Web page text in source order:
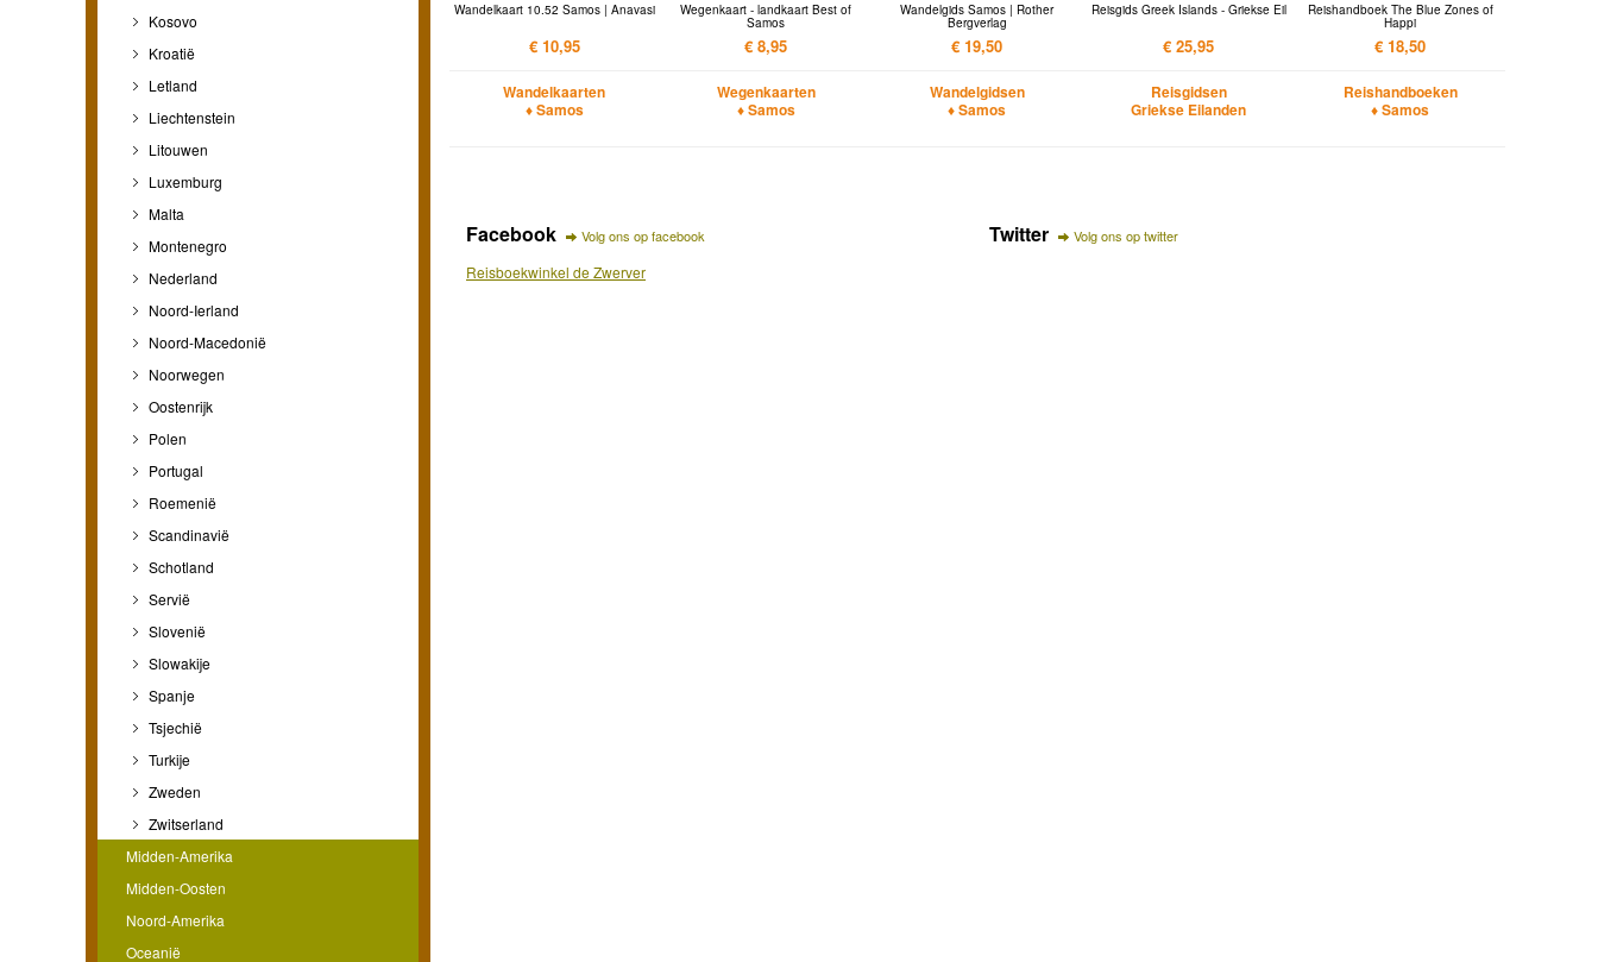
Kosovo
Kroatië
Letland
Liechtenstein
Litouwen
Luxemburg
Malta
Montenegro
Nederland
Noord-Ierland
Noord-Macedonië
Noorwegen
Oostenrijk
Polen
Portugal
Roemenië
Scandinavië
Schotland
Servië
Slovenië
Slowakije
Spanje
Tsjechië
Turkije
Zweden
Zwitserland
Midden-Amerika
Midden-Oosten
Noord-Amerika
Oceanië
Wandelkaart 10.52 Samos | Anavasi
€ 10,95
Wandelkaarten
♦ Samos
Wegenkaart - landkaart Best of
Samos
€ 8,95
Wegenkaarten
♦ Samos
Wandelgids Samos | Rother
Bergverlag
€ 19,50
Wandelgidsen
♦ Samos
Reisgids Greek Islands - Griekse Eil
€ 25,95
Reisgidsen
Griekse Eilanden
Reishandboek The Blue Zones of
Happi
€ 18,50
Reishandboeken
♦ Samos
Facebook Volg ons op facebook
Reisboekwinkel de Zwerver
Twitter Volg ons op twitter